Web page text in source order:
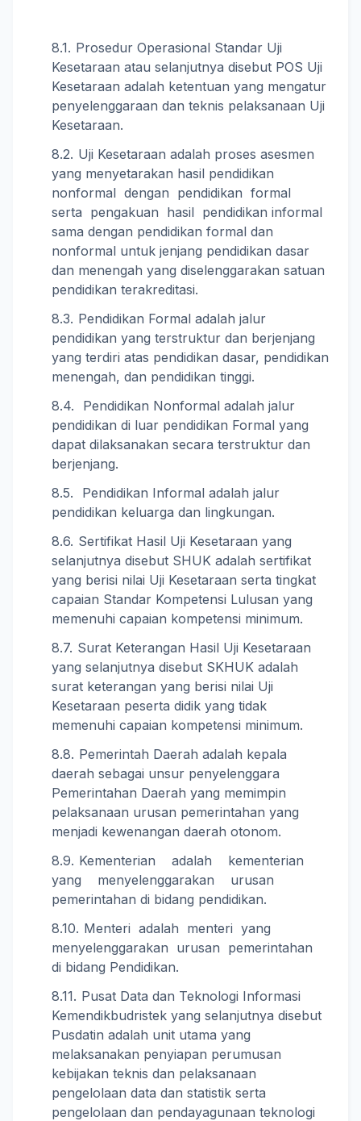
Prosedur Operasional Standar Uji
Kesetaraan atau selanjutnya disebut POS Uji
Kesetaraan adalah ketentuan yang mengatur
penyelenggaraan dan teknis pelaksanaan Uji
Kesetaraan.
Uji Kesetaraan adalah proses asesmen
yang menyetarakan hasil pendidikan
nonformal dengan pendidikan formal
serta pengakuan hasil pendidikan informal
sama dengan pendidikan formal dan
nonformal untuk jenjang pendidikan dasar
dan menengah yang diselenggarakan satuan
pendidikan terakreditasi.
Pendidikan Formal adalah jalur
pendidikan yang terstruktur dan berjenjang
yang terdiri atas pendidikan dasar, pendidikan
menengah, dan pendidikan tinggi.
Pendidikan Nonformal adalah jalur
pendidikan di luar pendidikan Formal yang
dapat dilaksanakan secara terstruktur dan
berjenjang.
Pendidikan Informal adalah jalur
pendidikan keluarga dan lingkungan.
Sertifikat Hasil Uji Kesetaraan yang
selanjutnya disebut SHUK adalah sertifikat
yang berisi nilai Uji Kesetaraan serta tingkat
capaian Standar Kompetensi Lulusan yang
memenuhi capaian kompetensi minimum.
Surat Keterangan Hasil Uji Kesetaraan
yang selanjutnya disebut SKHUK adalah
surat keterangan yang berisi nilai Uji
Kesetaraan peserta didik yang tidak
memenuhi capaian kompetensi minimum.
Pemerintah Daerah adalah kepala
daerah sebagai unsur penyelenggara
Pemerintahan Daerah yang memimpin
pelaksanaan urusan pemerintahan yang
menjadi kewenangan daerah otonom.
Kementerian adalah kementerian
yang menyelenggarakan urusan
pemerintahan di bidang pendidikan.
Menteri adalah menteri yang
menyelenggarakan urusan pemerintahan
di bidang Pendidikan.
Pusat Data dan Teknologi Informasi
Kemendikbudristek yang selanjutnya disebut
Pusdatin adalah unit utama yang
melaksanakan penyiapan perumusan
kebijakan teknis dan pelaksanaan
pengelolaan data dan statistik serta
pengelolaan dan pendayagunaan teknologi